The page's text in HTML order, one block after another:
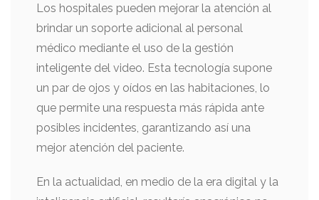
Los hospitales pueden mejorar la atención al
brindar un soporte adicional al personal
médico mediante el uso de la gestión
inteligente del video. Esta tecnología supone
un par de ojos y oídos en las habitaciones, lo
que permite una respuesta más rápida ante
posibles incidentes, garantizando así una
mejor atención del paciente.
En la actualidad, en medio de la era digital y la